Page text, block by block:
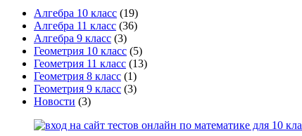
Алгебра 10 класс (19)
Алгебра 11 класс (36)
Алгебра 9 класс (3)
Геометрия 10 класс (5)
Геометрия 11 класс (13)
Геометрия 8 класс (1)
Геометрия 9 класс (3)
Новости (3)